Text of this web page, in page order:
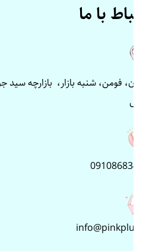
ارتباط با ما
گیلان، فومن، شنبه بازار، بازارچه
پلاس
09108683499
info@pinkplus.ir